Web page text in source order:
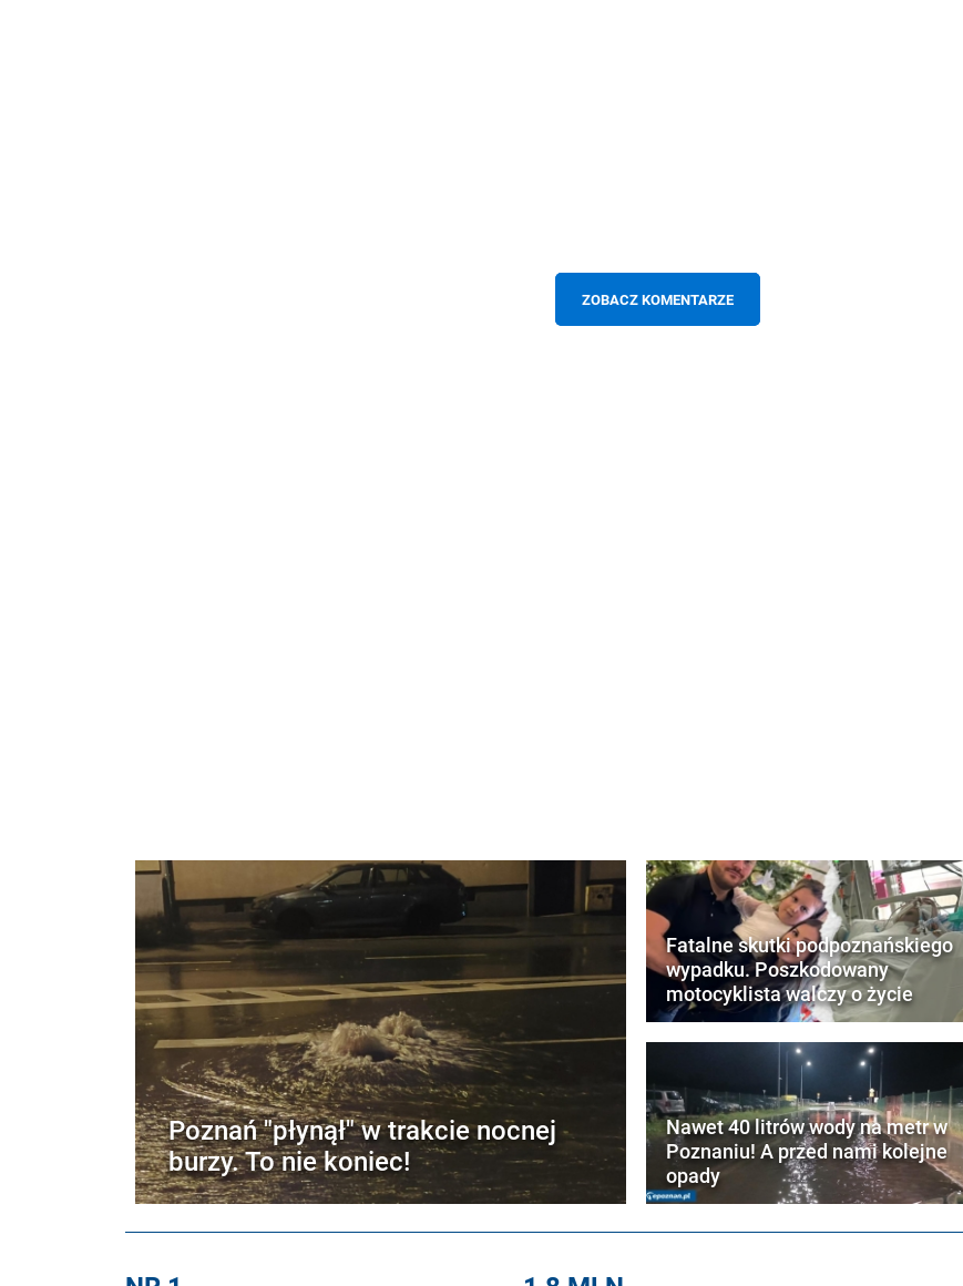
ZOBACZ KOMENTARZE
Poznań "płynął" w trakcie nocnej
burzy. To nie koniec!
Fatalne skutki podpoznańskiego
wypadku. Poszkodowany
motocyklista walczy o życie
Nawet 40 litrów wody na metr w
Poznaniu! A przed nami kolejne
opady